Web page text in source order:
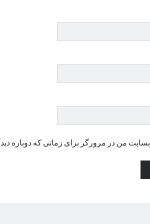
من در مرورگر برای زمانی که دوباره